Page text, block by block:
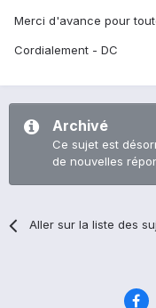
Merci d'avance pour
Cordialement - DC
Archivé
Ce sujet est
de nouvelles
Aller sur la liste des